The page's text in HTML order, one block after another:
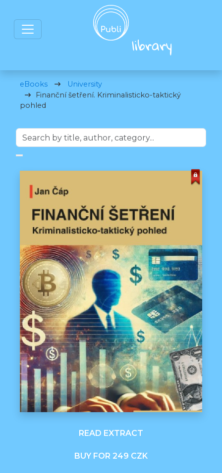
eBooks
University
Finanční šetření. Kriminalisticko-taktický
pohled
READ EXTRACT
BUY FOR 249 CZK